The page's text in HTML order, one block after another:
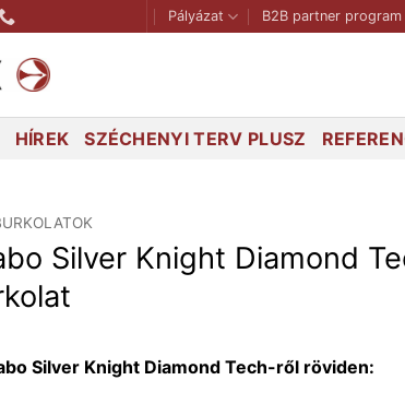
Pályázat B2B partner program
HÍREK SZÉCHENYI TERV PLUSZ
Silver Knight Diamond
Silver Knight Diamond Tech-ről röviden: